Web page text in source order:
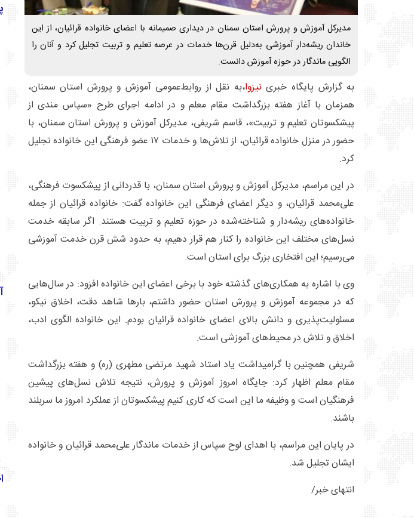
مدیرکل آموزش و پرورش استان سمنان در دیداری صمیمانه با اعضای خانواده قرائیان، از این
خاندان ریشه‌دار آموزشی به‌دلیل قرن‌ها خدمات در عرصه تعلیم و تربیت تجلیل کرد و آنان را
الگویی ماندگار در حوزه آموزش دانست.
به گزارش پایگاه خبرینیزوا،به نقل از روابط‌عمومی آموزش و پرورش استان سمنان،
همزمان با آغاز هفته بزرگداشت مقام معلم و در ادامه اجرای طرح «سپاس مندی از
پیشکسوتان تعلیم و تربیت»، قاسم شریفی، مدیرکل آموزش و پرورش استان سمنان، با
حضور در منزل خانواده قرائیان، از تلاش‌ها و خدمات ۱۷ عضو فرهنگی این خانواده تجلیل
کرد.
در این مراسم، مدیرکل آموزش و پرورش استان سمنان، با قدردانی از پیشکسوت فرهنگی،
علی‌محمد قرائیان، و دیگر اعضای فرهنگی این خانواده گفت: خانواده قرائیان از جمله
خانواده‌های ریشه‌دار و شناخته‌شده در حوزه تعلیم و تربیت هستند. اگر سابقه خدمت
نسل‌های مختلف این خانواده را کنار هم قرار دهیم، به حدود شش قرن خدمت آموزشی
می‌رسیم؛ این افتخاری بزرگ برای استان است.
وی با اشاره به همکاری‌های گذشته خود با برخی اعضای این خانواده افزود: در سال‌هایی
که در مجموعه آموزش و پرورش استان حضور داشتم، بارها شاهد دقت، اخلاق نیکو،
مسئولیت‌پذیری و دانش بالای اعضای خانواده قرائیان بودم. این خانواده الگوی ادب،
اخلاق و تلاش در محیط‌های آموزشی است.
شریفی همچنین با گرامیداشت یاد استاد شهید مرتضی مطهری (ره) و هفته بزرگداشت
مقام معلم اظهار کرد: جایگاه امروز آموزش و پرورش، نتیجه تلاش نسل‌های پیشین
فرهنگیان است و وظیفه ما این است که کاری کنیم پیشکسوتان از عملکرد امروز ما سربلند
باشند.
در پایان این مراسم، با اهدای لوح سپاس از خدمات ماندگار علی‌محمد قرائیان و خانواده
ایشان تجلیل شد.
انتهای خبر/